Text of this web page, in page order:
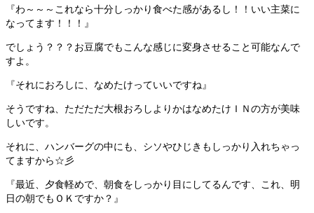
『わ～～～これなら十分しっかり食べた感があるし！！いい主菜に
なってます！！！』
でしょう？？？お豆腐でもこんな感じに変身させること可能なんで
すよ。
『それにおろしに、なめたけっていいですね』
そうですね、ただただ大根おろしよりかはなめたけＩＮの方が美味
しいです。
それに、ハンバーグの中にも、シソやひじきもしっかり入れちゃっ
てますから☆彡
『最近、夕食軽めで、朝食をしっかり目にしてるんです、これ、明
日の朝でもＯＫですか？』